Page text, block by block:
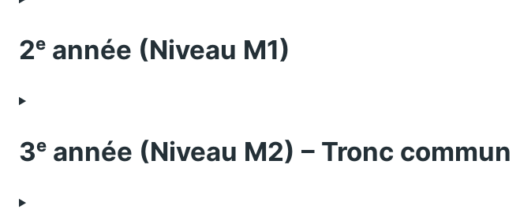
2ᵉ année (Niveau M1)
3ᵉ année (Niveau M2) – Tronc commun